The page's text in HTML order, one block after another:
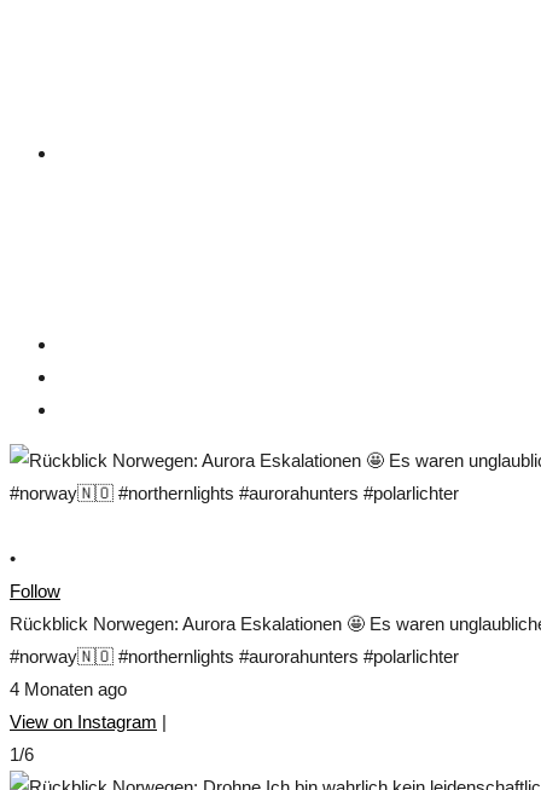
•
Follow
Rückblick Norwegen: Aurora Eskalationen 🤩 Es waren
#norway🇳🇴 #northernlights #aurorahunters #polarlichter
4 Monaten ago
View on Instagram |
1/6